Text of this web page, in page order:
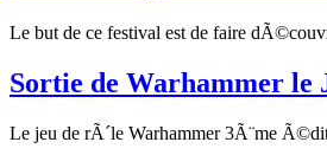
Le but de ce festival est de faire
Sortie de Warhammer le
Le jeu de rÃ´le Warhammer 3Ã¨me